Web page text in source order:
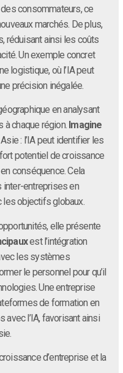
consommateurs, ce
marchés. De plus,
réduisant ainsi les coûts
Un exemple concret
logistique, où l’IA peut
précision inégalée.
en analysant
chaque région. Imagine
: l’IA peut identifier les
potentiel de croissance
conséquence. Cela
entreprises en
les objectifs globaux.
elle présente
est l’intégration
les systèmes
le personnel pour qu’il
Une entreprise
de formation en
l’IA, favorisant ainsi
d’entreprise et la